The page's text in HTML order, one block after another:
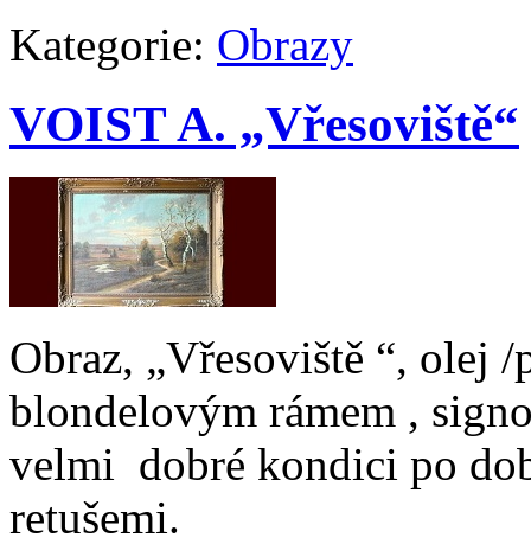
Kategorie: Obrazy
VOIST A. „Vřesoviště“
Obraz, „Vřesoviště “, olej
blondelovým rámem ,
velmi dobré kondici po
retušemi.